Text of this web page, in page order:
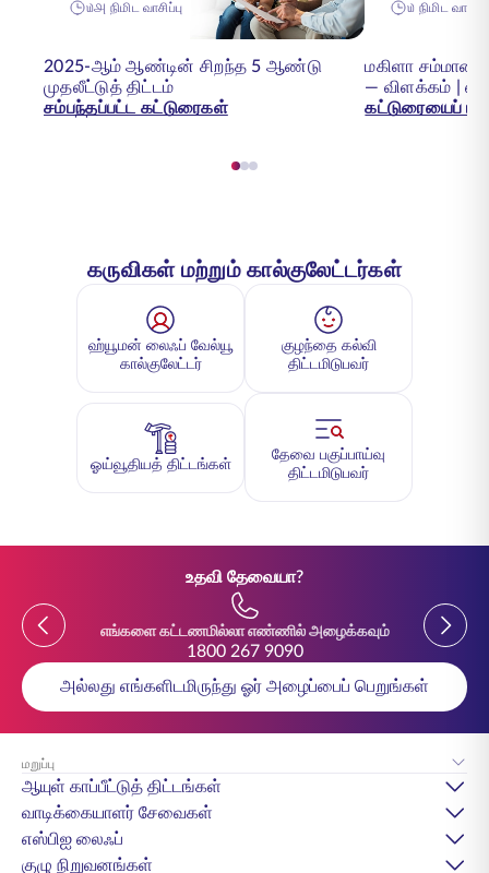
௰௮ நிமிட வாசிப்பு
2025-ஆம் ஆண்டின் சிறந்த 5 ஆண்டு
முதலீட்டுத் திட்டம்
சம்பந்தப்பட்ட கட்டுரைகள்
௰ நிமிட
மகிளா சம்மான்
— விளக்கம் |
கட்டுரையைப்
கருவிகள் மற்றும் கால்குலேட்டர்கள்
ஹ்யூமன் லைஃப் வேல்யூ
கால்குலேட்டர்
குழந்தை கல்வி
திட்டமிடுபவர்
ஓய்வூதியத் திட்டங்கள்
தேவை பகுப்பாய்வு
திட்டமிடுபவர்
உதவி தேவையா?
Previous
எங்களை கட்டணமில்லா எண்ணில் அழைக்கவும்
1800 267 9090
Previous
அல்லது எங்களிடமிருந்து ஓர் அழைப்பைப் பெறுங்கள்
மறுப்பு
ஆயுள் காப்பீட்டுத் திட்டங்கள்
வாடிக்கையாளர் சேவைகள்
எஸ்பிஐ லைஃப்
குழு நிறுவனங்கள்